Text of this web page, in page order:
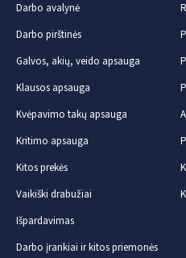
Darbo avalynė
Darbo pirštinės
Galvos, akių, veido apsauga
Klausos apsauga
Kvėpavimo takų apsauga
Kritimo apsauga
Kitos prekės
Vaikiški drabužiai
Išpardavimas
Darbo įrankiai ir kitos priemonės